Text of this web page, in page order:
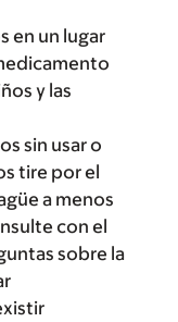
en un lugar
y las
sin usar o
tire por el
a menos
con el
sobre la